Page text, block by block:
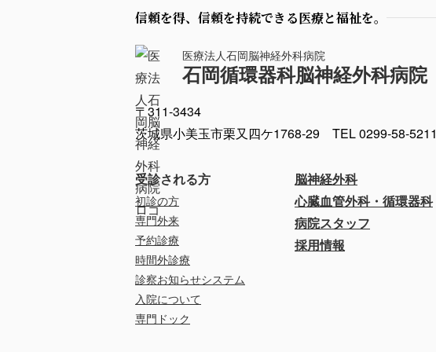
信頼を得、信頼を持続できる医療と福祉を。
医療法人石岡脳神経外科病院
石岡循環器科脳神経外科病院
〒311-3434
茨城県小美玉市栗又四ケ1768-29 TEL 0299-58-5211
受診される方
初診の方
専門外来
予約診療
時間外診療
診察お知らせシステム
入院について
専門ドック
脳神経外科
心臓血管外科・循環器科
病院スタッフ
採用情報